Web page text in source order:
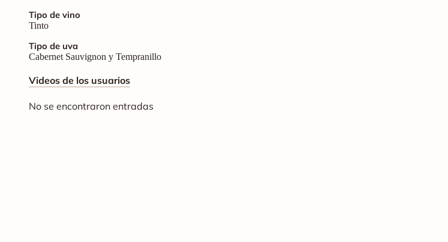
Tipo de vino
Tinto
Tipo de uva
Cabernet Sauvignon y Tempranillo
Videos de los usuarios
No se encontraron entradas